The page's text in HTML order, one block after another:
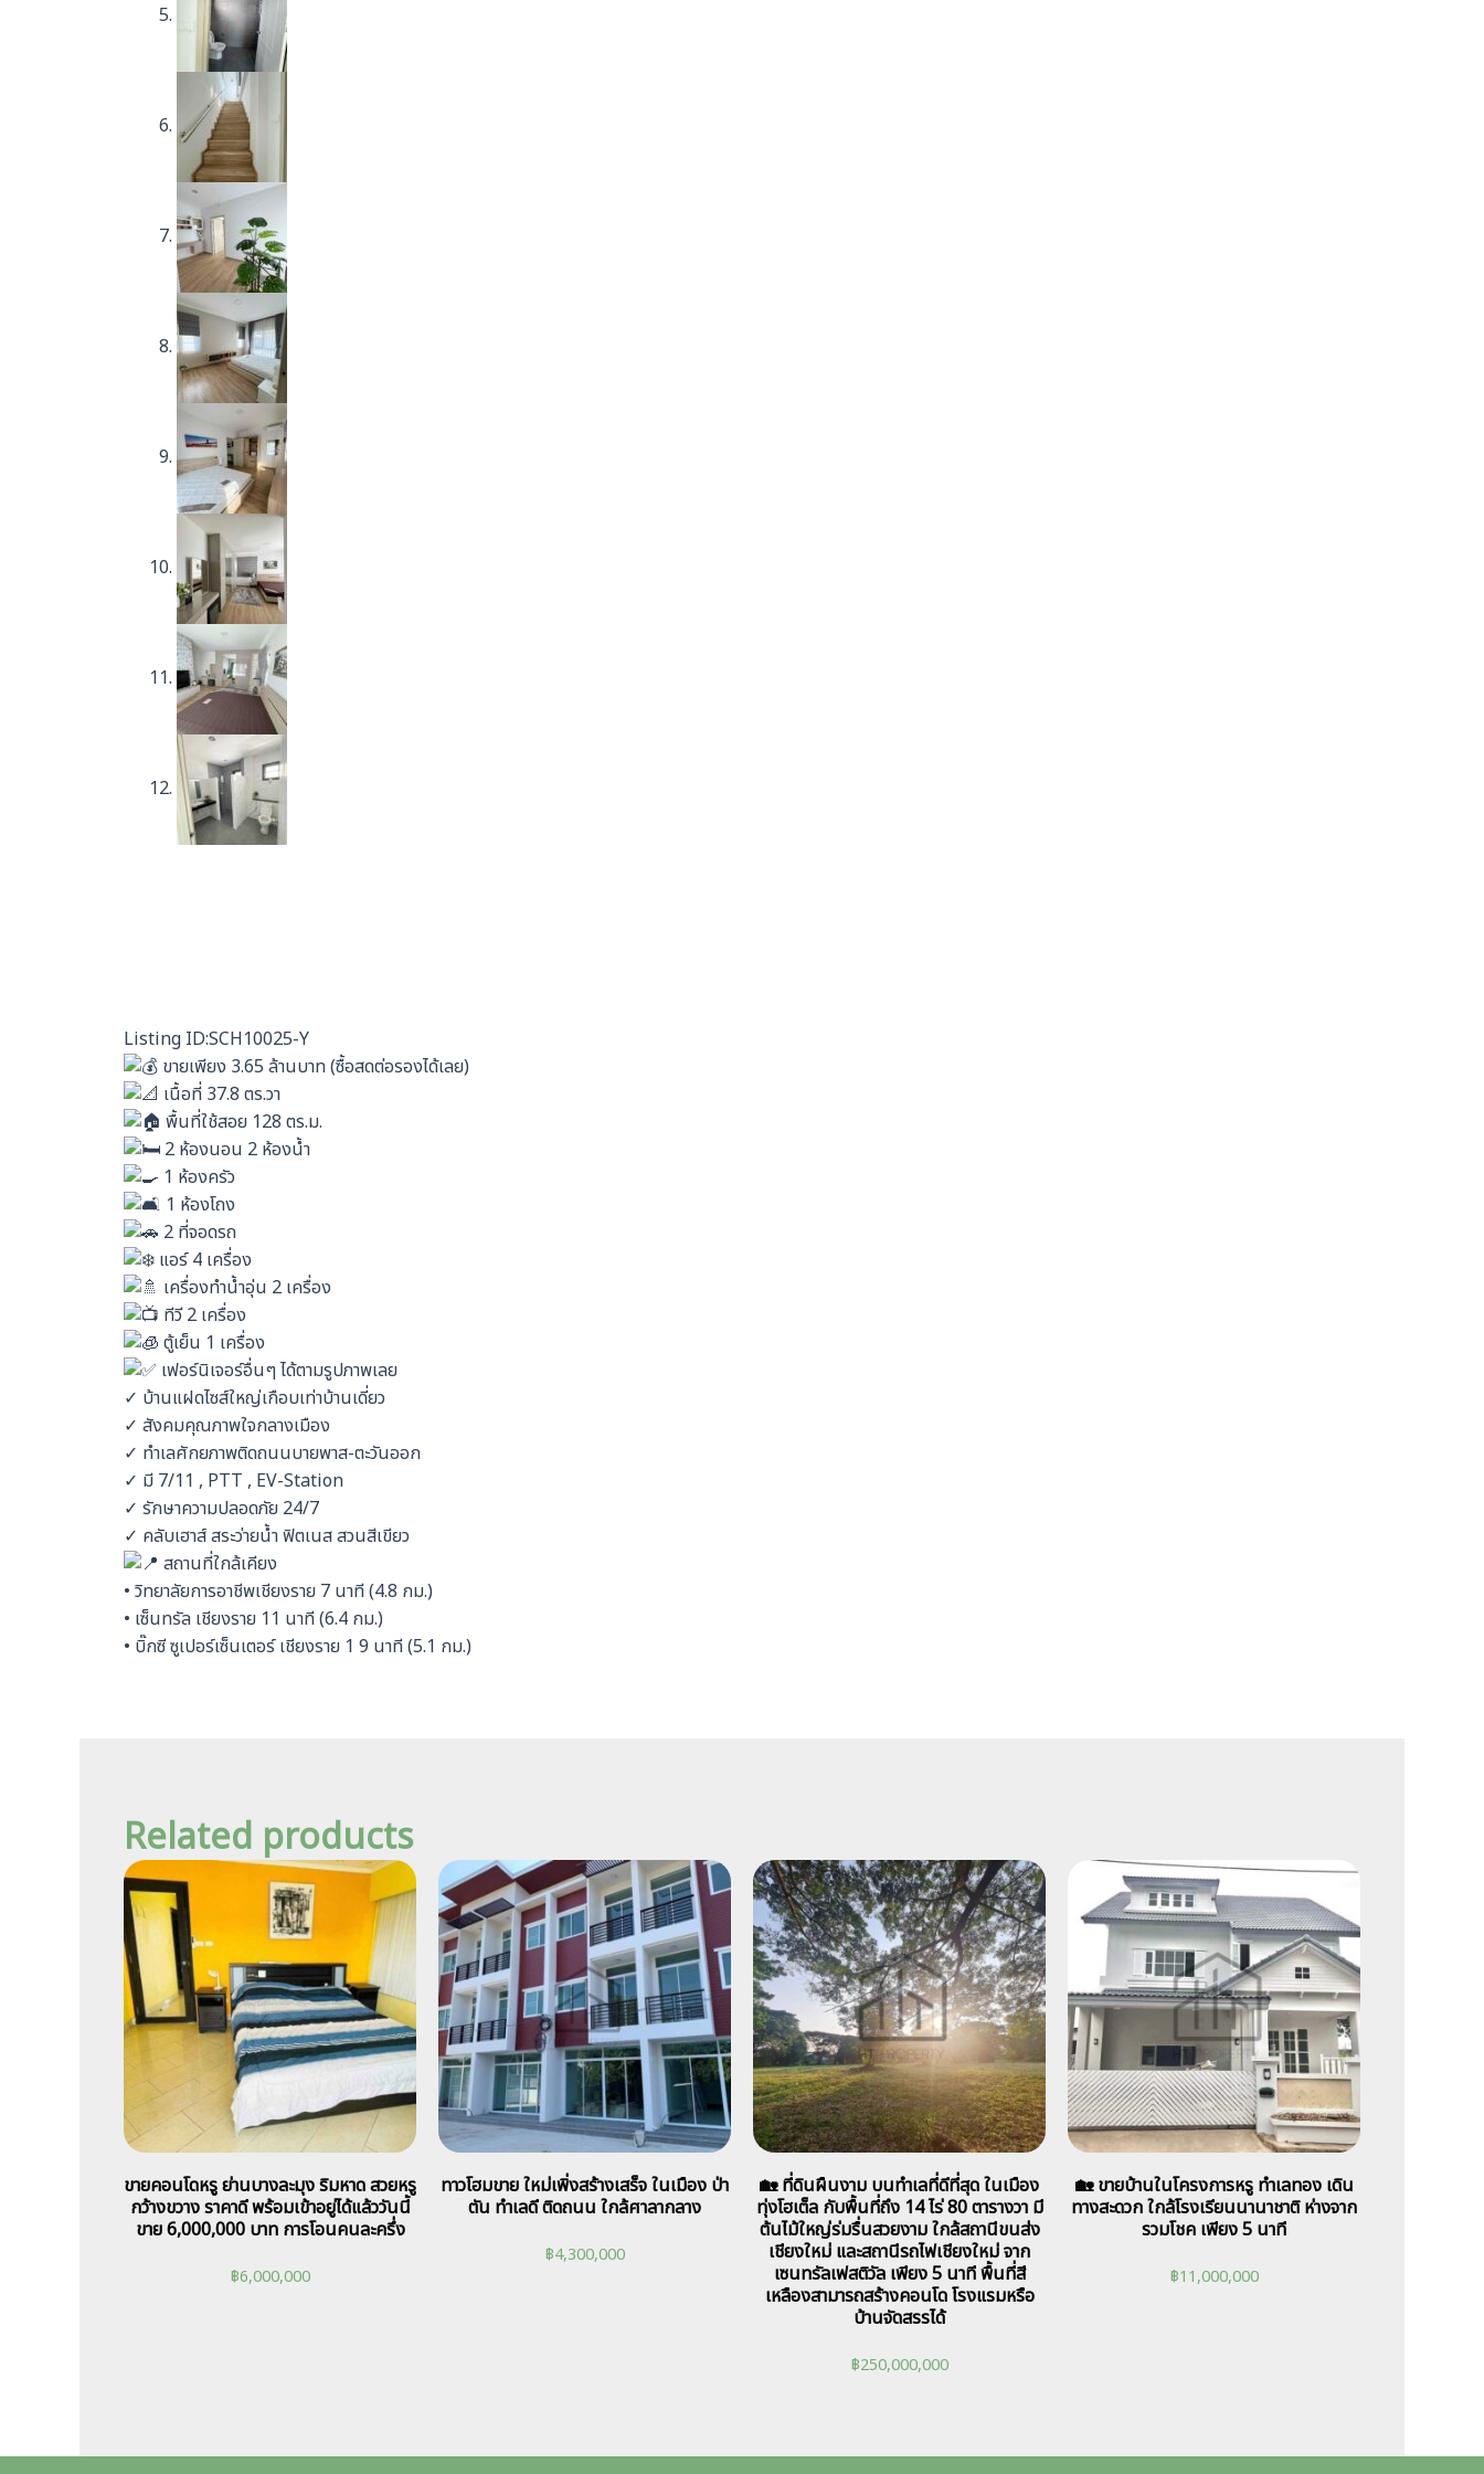
Listing ID:SCH10025-Y
ขายเพียง 3.65 ล้านบาท (ซื้อสดต่อรองได้เลย)
เนื้อที่ 37.8 ตร.วา
พื้นที่ใช้สอย 128 ตร.ม.
2 ห้องนอน 2 ห้องน้ำ
1 ห้องครัว
1 ห้องโถง
2 ที่จอดรถ
แอร์ 4 เครื่อง
เครื่องทำน้ำอุ่น 2 เครื่อง
ทีวี 2 เครื่อง
ตู้เย็น 1 เครื่อง
เฟอร์นิเจอร์อื่นๆ ได้ตามรูปภาพเลย
✓ บ้านแฝดไซส์ใหญ่เกือบเท่าบ้านเดี่ยว
✓ สังคมคุณภาพใจกลางเมือง
✓ ทำเลศักยภาพติดถนนบายพาส-ตะวันออก
✓ มี 7/11 , PTT , EV-Station
✓ รักษาความปลอดภัย 24/7
✓ คลับเฮาส์ สระว่ายน้ำ ฟิตเนส สวนสีเขียว
สถานที่ใกล้เคียง
• วิทยาลัยการอาชีพเชียงราย 7 นาที (4.8 กม.)
• เซ็นทรัล เชียงราย 11 นาที (6.4 กม.)
• บิ๊กซี ซูเปอร์เซ็นเตอร์ เชียงราย 1 9 นาที (5.1 กม.)
Related products
ขายคอนโดหรู ย่านบางละมุง ริมหาด สวยหรู
กว้างขวาง ราคาดี พร้อมเข้าอยู่ได้แล้ววันนี้
ขาย 6,000,000 บาท การโอนคนละครึ่ง
฿6,000,000
ทาวโฮมขาย ใหม่เพิ่งสร้างเสร็จ ในเมือง ป่า
ตัน ทำเลดี ติดถนน ใกล้ศาลากลาง
฿4,300,000
🏡 ที่ดินผืนงาม บนทำเลที่ดีที่สุด ในเมือง
ทุ่งโฮเต็ล กับพื้นที่ถึง 14 ไร่ 80 ตารางวา มี
ต้นไม้ใหญ่ร่มรื่นสวยงาม ใกล้สถานีขนส่ง
เชียงใหม่ และสถานีรถไฟเชียงใหม่ จาก
เซนทรัลเฟสติวัล เพียง 5 นาที พื้นที่สี
เหลืองสามารถสร้างคอนโด โรงแรมหรือ
บ้านจัดสรรได้
฿250,000,000
🏡 ขายบ้านในโครงการหรู ทำเลทอง เดิน
ทางสะดวก ใกล้โรงเรียนนานาชาติ ห่างจาก
รวมโชค เพียง 5 นาที
฿11,000,000